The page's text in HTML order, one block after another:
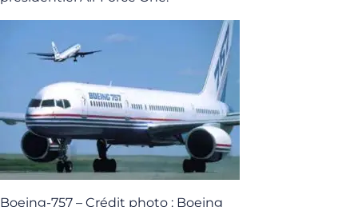
Boeing-757 – Crédit photo : Boeing